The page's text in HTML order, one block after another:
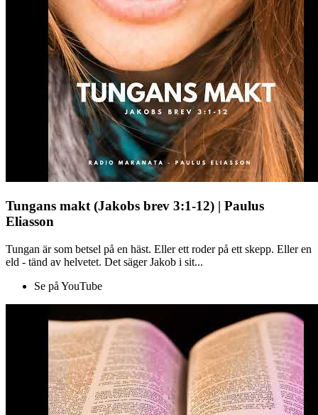
Tungans makt (Jakobs brev 3:1-12) | Paulus
Eliasson
Tungan är som betsel på en häst. Eller ett roder på ett skepp. Eller en
eld - tänd av helvetet. Det säger Jakob i sit...
Se på YouTube